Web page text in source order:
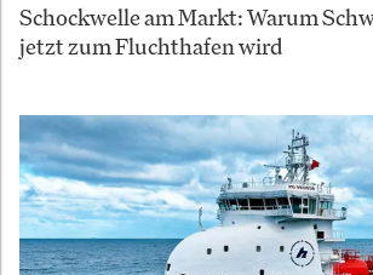
Schockwelle am Markt: Warum
jetzt zum Fluchthafen wird